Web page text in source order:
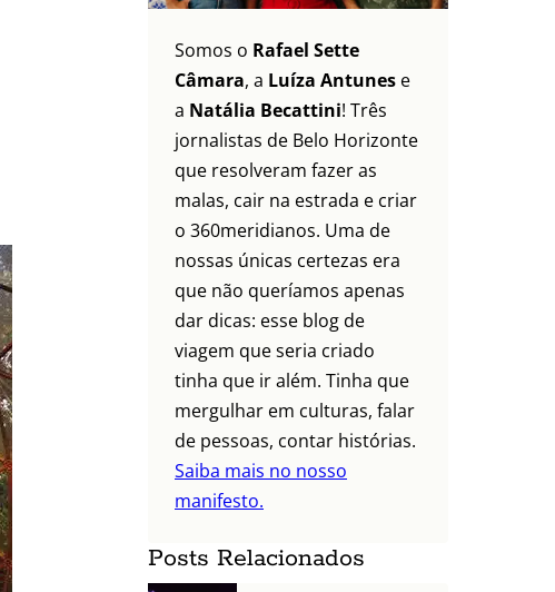
Somos o Rafael Sette
Câmara, a Luíza Antunes e
a Natália Becattini! Três
jornalistas de Belo Horizonte
que resolveram fazer as
malas, cair na estrada e criar
o 360meridianos. Uma de
nossas únicas certezas era
que não queríamos apenas
dar dicas: esse blog de
viagem que seria criado
tinha que ir além. Tinha que
mergulhar em culturas, falar
de pessoas, contar histórias.
Saiba mais no nosso
manifesto.
Posts Relacionados